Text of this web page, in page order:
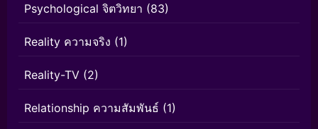
Psychological จิตวิทยา (83)
Reality ความจริง (1)
Reality-TV (2)
Relationship ความสัมพันธ์ (1)